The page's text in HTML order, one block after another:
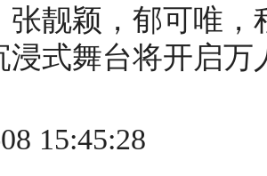
张靓颖，郁可唯
浸式舞台将开启
15:45:28